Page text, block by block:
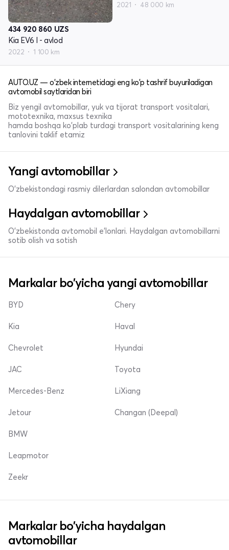
434 920 860 UZS
Kia EV6 I - avlod
2022 1 100 km
2021 48 000 km
AUTO.UZ — o'zbek internetidagi eng ko'p tashrif buyuriladigan
avtomobil saytlaridan biri
Biz yengil avtomobillar, yuk va tijorat transport vositalari,
mototexnika, maxsus texnika
hamda boshqa ko'plab turdagi transport vositalarining keng
tanlovini taklif etamiz
Yangi avtomobillar
O'zbekistondagi rasmiy dilerlardan salondan avtomobillar
Haydalgan avtomobillar
O'zbekistonda avtomobil e’lonlari. Haydalgan avtomobillarni
sotib olish va sotish
Markalar bo'yicha yangi avtomobillar
BYD
Kia
Chevrolet
Chery
Haval
Hyundai
JAC
Mercedes-Benz
Jetour
Toyota
LiXiang
Changan (Deepal)
BMW
Leapmotor
Zeekr
Markalar bo'yicha haydalgan
avtomobillar